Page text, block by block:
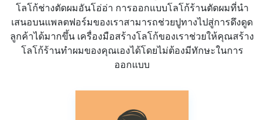
โลโก้ช่างตัดผมอันโอ่อ่า การออกแบบโลโก้ร้านตัดผมที่นำ
เสนอบนแพลตฟอร์มของเราสามารถช่วยปูทางไปสู่การดึงดูด
ลูกค้าได้มากขึ้น เครื่องมือสร้างโลโก้ของเราช่วยให้คุณสร้าง
โลโก้ร้านทำผมของคุณเองได้โดยไม่ต้องมีทักษะในการ
ออกแบบ